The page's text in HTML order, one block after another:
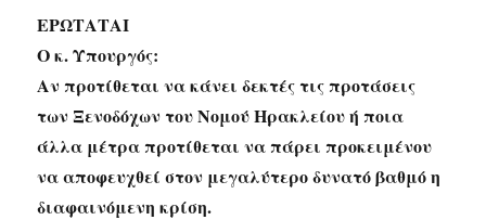
ΕΡΩΤΑΤΑΙ
Ο κ. Υπουργός:
Αν προτίθεται να κάνει δεκτές τις προτάσεις
των Ξενοδόχων του Νομού Ηρακλείου ή ποια
άλλα μέτρα προτίθεται να πάρει προκειμένου
να αποφευχθεί στον μεγαλύτερο δυνατό βαθμό η
διαφαινόμενη κρίση.